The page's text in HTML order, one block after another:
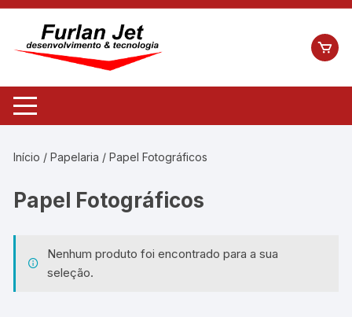
Pular
Início /Papelaria / Papel Fotográficos
Papel Fotográficos
Nenhum produto foi encontrado para a sua
seleção.